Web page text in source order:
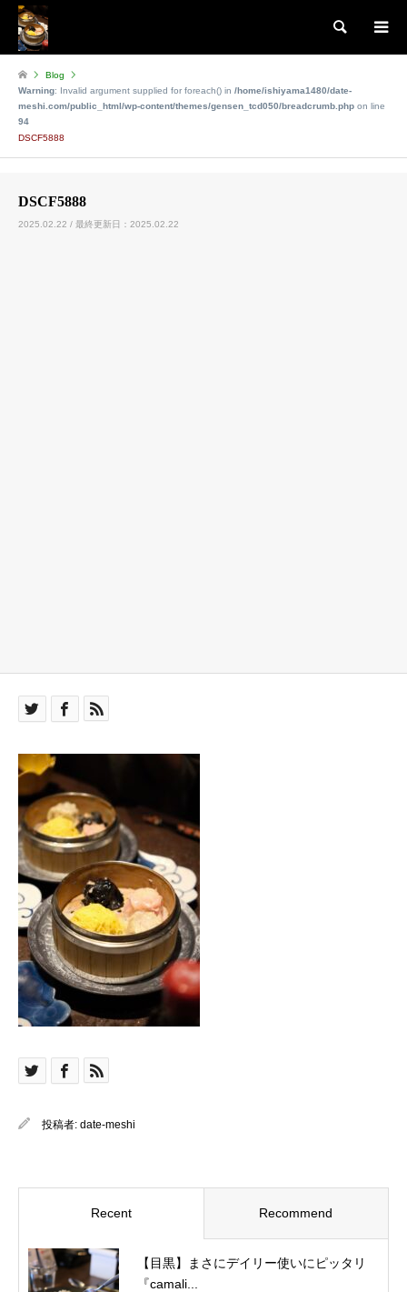
検索
Blog
Warning: Invalid argument supplied for foreach() in /home/ishiyama1480/date-
meshi.com/public_html/wp-content/themes/gensen_tcd050/breadcrumb.php on line
94
DSCF5888
DSCF5888
2025.02.22 / 最終更新日：2025.02.22
投稿者: date-meshi
Recent Recommend
【目黒】まさにデイリー使いにピッタリ
『camali...